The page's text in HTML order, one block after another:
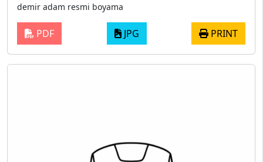
demir adam resmi boyama
PDF JPG PRINT